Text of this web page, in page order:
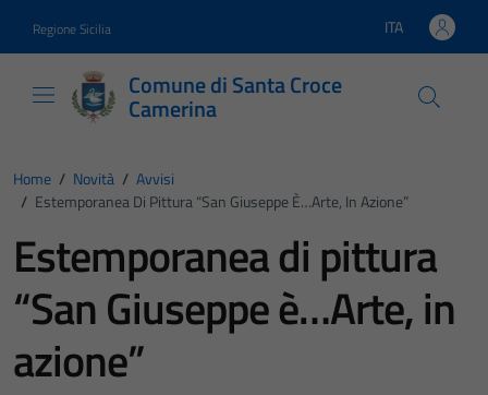
Regione Sicilia Lingua attiva:
ITA
Comune di Santa Croce
Camerina
Home / Novità / Avvisi
/ Estemporanea Di Pittura “San Giuseppe È…Arte, In Azione”
Estemporanea di pittura
“San Giuseppe è…Arte, in
azione”